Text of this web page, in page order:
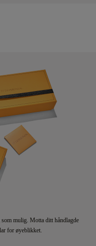
mulig. Motta ditt håndlagde
for øyeblikket.